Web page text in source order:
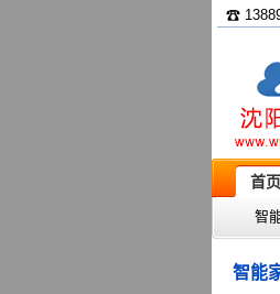
☎
首页
智
智能